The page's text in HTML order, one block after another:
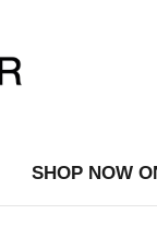
SHOP NOW